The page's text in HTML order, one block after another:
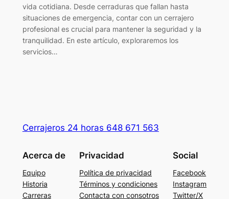
vida cotidiana. Desde cerraduras que fallan hasta
situaciones de emergencia, contar con un cerrajero
profesional es crucial para mantener la seguridad y la
tranquilidad. En este artículo, exploraremos los
servicios…
Cerrajeros 24 horas 648 671 563
Acerca de
Equipo
Historia
Carreras
Privacidad
Política de privacidad
Términos y condiciones
Contacta con consotros
Social
Facebook
Instagram
Twitter/X